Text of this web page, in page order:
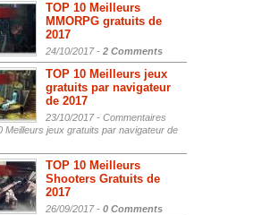
TOP 10 Meilleurs
MMORPG gratuits de
2017
24/10/2017 - 2 Comments
TOP 10 Meilleurs jeux
gratuits par navigateur
de 2017
23/10/2017 - Commentaires
Meilleurs jeux gratuits par navigateur de
TOP 10 Meilleurs
Shooters Gratuits de
2017
26/09/2017 - 0 Comments